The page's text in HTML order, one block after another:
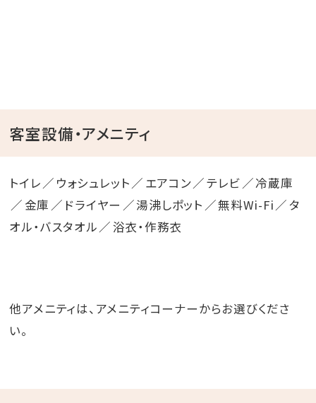
客室設備・アメニティ
トイレ ウォシュレット エアコン テレビ
冷蔵庫
金庫
ドライヤー 湯沸しポット 無料Wi-Fi
タ
オル・バスタオル
浴衣・作務衣
他アメニティは、アメニティコーナーからお選びくださ
い。